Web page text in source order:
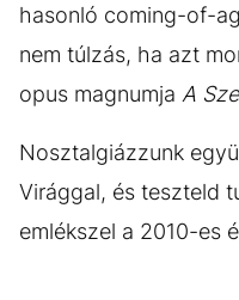
hasonló coming-of-
nem túlzás, ha azt
opus magnumja A
Nosztalgiázzunk
Virággal, és teszteld
emlékszel a 2010-es